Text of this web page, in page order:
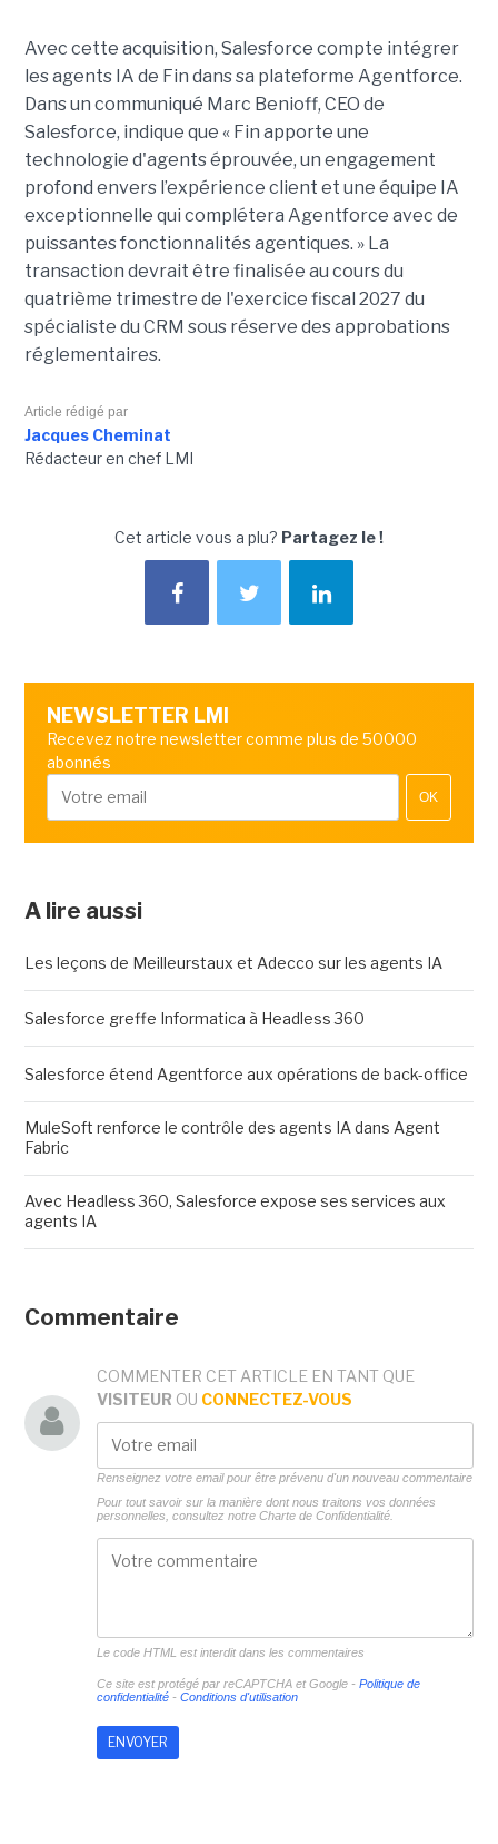
Avec cette acquisition, Salesforce compte intégrer
les agents IA de Fin dans sa plateforme Agentforce.
Dans un communiqué Marc Benioff, CEO de
Salesforce, indique que « Fin apporte une
technologie d'agents éprouvée, un engagement
profond envers l’expérience client et une équipe IA
exceptionnelle qui complétera Agentforce avec de
puissantes fonctionnalités agentiques. » La
transaction devrait être finalisée au cours du
quatrième trimestre de l'exercice fiscal 2027 du
spécialiste du CRM sous réserve des approbations
réglementaires.
Article rédigé par
Jacques Cheminat
Rédacteur en chef LMI
Cet article vous a plu? Partagez le !
NEWSLETTER LMI
Recevez notre newsletter comme plus de 50000
abonnés
OK
A lire aussi
Les leçons de Meilleurstaux et Adecco sur les agents IA
Salesforce greffe Informatica à Headless 360
Salesforce étend Agentforce aux opérations de back-office
MuleSoft renforce le contrôle des agents IA dans Agent
Fabric
Avec Headless 360, Salesforce expose ses services aux
agents IA
Commentaire
COMMENTER CET ARTICLE EN TANT QUE
VISITEUR OU CONNECTEZ-VOUS
Renseignez votre email pour être prévenu d'un nouveau commentaire
Pour tout savoir sur la manière dont nous traitons vos données
personnelles, consultez notre Charte de Confidentialité.
Le code HTML est interdit dans les commentaires
Ce site est protégé par reCAPTCHA et Google - Politique de
confidentialité- Conditions d'utilisation